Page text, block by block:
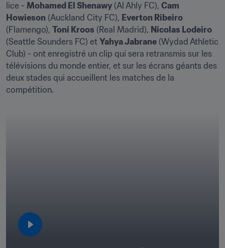
lice - Mohamed El Shenawy (Al Ahly FC), Cam
Howieson (Auckland City FC), Everton Ribeiro
(Flamengo), Toni Kroos (Real Madrid), Nicolas Lodeiro
(Seattle Sounders FC) et Yahya Jabrane (Wydad Athletic
Club) - ont enregistré un clip qui sera retransmis sur les
télévisions du monde entier, et sur les écrans géants des
deux stades qui accueillent les matches de la
compétition.